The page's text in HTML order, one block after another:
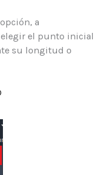
a
el punto inicial
su longitud o